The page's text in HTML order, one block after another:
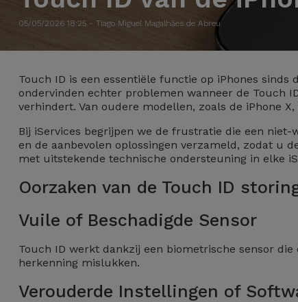
Samsung
Huawei
Oppo
Google
Dyson
TCL
Refurbished
Apple
Refurbished
Samsung
Refurbished
iMac
Refurbished
alles
Adapters
Schermbeschermers
Powerbanks
Opladers
Hoofdtelefoons
Luidsprekers
Smartwatches
en Bandjes
05/05/2026 18:25 - Tiago Miguel Magalhães de Abreu
Touch ID is een essentiële functie op iPhones
ondervinden echter problemen wanneer de Touch
verhindert. Van oudere modellen, zoals de iPhone
Bij iServices begrijpen we de frustratie die een
en de aanbevolen oplossingen verzameld, zodat u
met uitstekende technische ondersteuning in elke
Oorzaken van de Touch ID
Vuile of Beschadigde Sensor
Touch ID werkt dankzij een biometrische sensor
herkenning mislukken.
Verouderde Instellingen of